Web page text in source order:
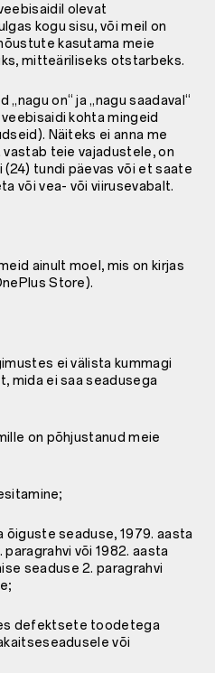
olevat
kogu sisu, või meil on
kasutama meie
mitteäriliseks otstarbeks.
on“ ja „nagu saadaval“
kohta mingeid
Näiteks ei anna me
teie vajadustele, on
(24) tundi päevas või et saate
või vea- või viirusevabalt.
ainult moel, mis on kirjas
Store).
ei välista kummagi
mida ei saa seadusega
on põhjustanud meie
õiguste seaduse, 1979. aasta
paragrahvi või 1982. aasta
seaduse 2. paragrahvi
defektsete toodetega
või